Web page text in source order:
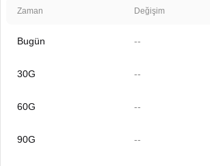
Zaman Değişim
Bugün --
30G --
60G --
90G --